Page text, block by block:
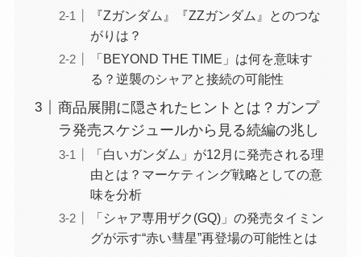
『Zガンダム』『ZZガンダム』とのつな
がりは？
「BEYOND THE TIME」は何を意味す
る？逆襲のシャアと接続の可能性
商品展開に隠されたヒントとは？ガンプ
ラ発売スケジュールから見る続編の兆し
「白いガンダム」が12月に発売される理
由とは？マーケティング戦略としての意
味を分析
「シャア専用ザク(GQ)」の発売タイミン
グが示す“赤い彗星”再登場の可能性とは